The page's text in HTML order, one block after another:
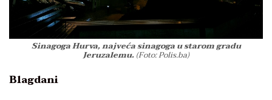
Sinagoga Hurva, najveća sinagoga u starom gradu
Jeruzalemu.(Foto: Polis.ba)
Blagdani